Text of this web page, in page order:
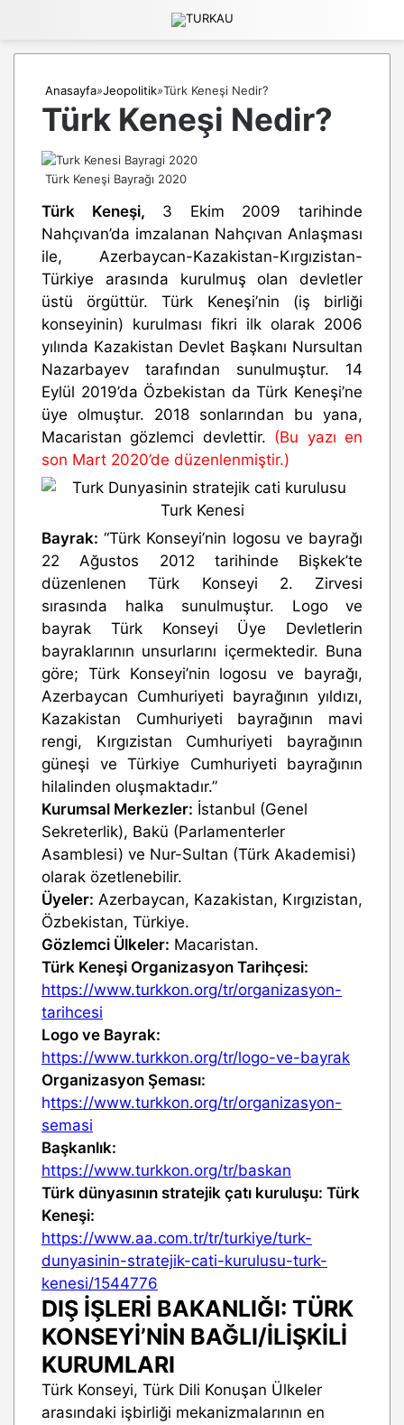
Anasayfa»Jeopolitik»Türk Keneşi Nedir?
Türk Keneşi Nedir?
Türk Keneşi Bayrağı 2020
Türk Keneşi, 3 Ekim 2009 tarihinde
Nahçıvan’da imzalanan Nahçıvan Anlaşması
ile, Azerbaycan-Kazakistan-Kırgızistan-
Türkiye arasında kurulmuş olan devletler
üstü örgüttür. Türk Keneşi’nin (iş birliği
konseyinin) kurulması fikri ilk olarak 2006
yılında Kazakistan Devlet Başkanı Nursultan
Nazarbayev tarafından sunulmuştur. 14
Eylül 2019’da Özbekistan da Türk Keneşi’ne
üye olmuştur. 2018 sonlarından bu yana,
Macaristan gözlemci devlettir. (Bu yazı en
son Mart 2020’de düzenlenmiştir.)
Bayrak: “Türk Konseyi’nin logosu ve bayrağı
22 Ağustos 2012 tarihinde Bişkek’te
düzenlenen Türk Konseyi 2. Zirvesi
sırasında halka sunulmuştur. Logo ve
bayrak Türk Konseyi Üye Devletlerin
bayraklarının unsurlarını içermektedir. Buna
göre; Türk Konseyi’nin logosu ve bayrağı,
Azerbaycan Cumhuriyeti bayrağının yıldızı,
Kazakistan Cumhuriyeti bayrağının mavi
rengi, Kırgızistan Cumhuriyeti bayrağının
güneşi ve Türkiye Cumhuriyeti bayrağının
hilalinden oluşmaktadır.”
Kurumsal Merkezler: İstanbul (Genel
Sekreterlik), Bakü (Parlamenterler
Asamblesi) ve Nur-Sultan (Türk Akademisi)
olarak özetlenebilir.
Üyeler: Azerbaycan, Kazakistan, Kırgızistan,
Özbekistan, Türkiye.
Gözlemci Ülkeler: Macaristan.
Türk Keneşi Organizasyon Tarihçesi:
https://www.turkkon.org/tr/organizasyon-
tarihcesi
Logo ve Bayrak:
https://www.turkkon.org/tr/logo-ve-bayrak
Organizasyon Şeması:
https://www.turkkon.org/tr/organizasyon-
semasi
Başkanlık:
https://www.turkkon.org/tr/baskan
Türk dünyasının stratejik çatı kuruluşu: Türk
Keneşi:
https://www.aa.com.tr/tr/turkiye/turk-
dunyasinin-stratejik-cati-kurulusu-turk-
kenesi/1544776
DIŞ İŞLERİ BAKANLIĞI: TÜRK
KONSEYİ’NİN BAĞLI/İLİŞKİLİ
KURUMLARI
Türk Konseyi, Türk Dili Konuşan Ülkeler
arasındaki işbirliği mekanizmalarının en